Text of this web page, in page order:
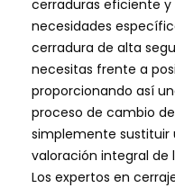
cerraduras eficiente
necesidades
cerradura de alta
necesitas frente a
proporcionando así
proceso de cambio
simplemente sustituir
valoración integral de
Los expertos en